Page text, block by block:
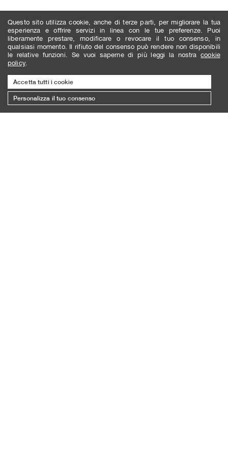
Questo sito utilizza cookie, anche di terze parti, per migliorare la tua
esperienza e offrire servizi in linea con le tue preferenze. Puoi
liberamente prestare, modificare o revocare il tuo consenso, in
qualsiasi momento. Il rifiuto del consenso può rendere non disponibili
le relative funzioni. Se vuoi saperne di più leggi la nostracookie
policy.
Accetta tutti i cookie
Personalizza il tuo consenso